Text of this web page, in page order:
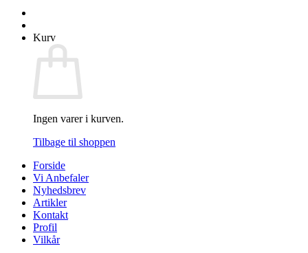
Kurv
Ingen varer i kurven.
Tilbage til shoppen
Forside
Vi Anbefaler
Nyhedsbrev
Artikler
Kontakt
Profil
Vilkår